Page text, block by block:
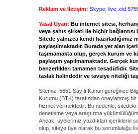
Reklam ve İletişim: Skype:
Yasal Uyarı: Bu internet sitesi,
veya şahıs şirketi ile hiçbir bağlantısı
Sitede yalnızca kendi hazırladığımız
paylaşılmaktadır. Burada yer alan
taşımamakta olup, gerçek kurum ve
paylaşım yapılmamaktadır. Gerçek
benzerlikleri tamamen tesadüfidir.
taslak halindedir ve tavsiye niteliği
Sitemiz, 5651 Sayılı Kanun gereğince
Kurumu (BTK) tarafından onaylanmış bir
hizmet vermektedir. Bu nedenle,
denetleme veya araştırma
Ancak, üyelerimiz yazdıkları içeriklerin
olup, siteye üye olarak bu sorumluluğu